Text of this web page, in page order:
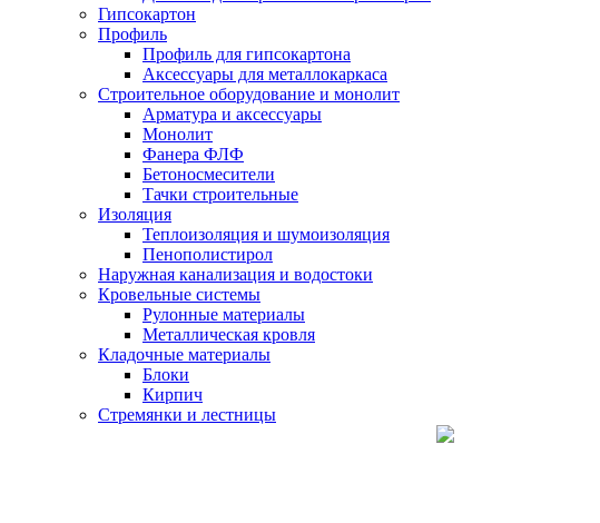
Гипсокартон
Профиль
Профиль для гипсокартона
Аксессуары для металлокаркаса
Строительное оборудование и монолит
Арматура и аксессуары
Монолит
Фанера ФЛФ
Бетоносмесители
Тачки строительные
Изоляция
Теплоизоляция и шумоизоляция
Пенополистирол
Наружная канализация и водостоки
Кровельные системы
Рулонные материалы
Металлическая кровля
Кладочные материалы
Блоки
Кирпич
Стремянки и лестницы